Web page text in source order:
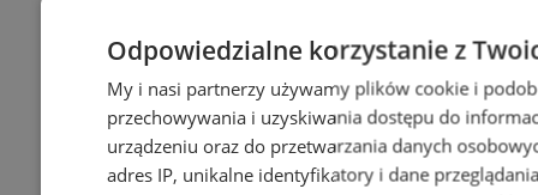
Odpowiedzialne korzystanie z
My i nasi partnerzy używamy plików cookie i
przechowywania i uzyskiwania dostępu do
urządzeniu oraz do przetwarzania danych
adres IP, unikalne identyfikatory i dane